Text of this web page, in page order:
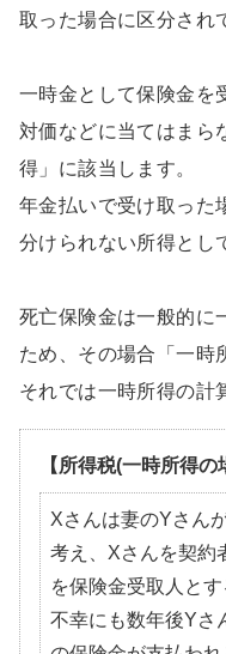
取った場合に区分され
一時金として保険金を
対価などに当てはまら
得」に該当します。
年金払いで受け取った
分けられない所得とし
死亡保険金は一般的に
ため、その場合「一時
それでは一時所得の計
【所得税(一時所得の
Xさんは妻のYさん
考え、Xさんを契約
を保険金受取人と
不幸にも数年後Yさ